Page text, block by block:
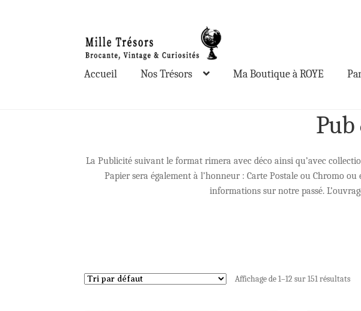
à
la
navigation
au
contenu
Accueil Nos Trésors Ma Boutique à ROYE
La Publicité suivant le format rimera avec déco ainsi qu’avec
Papier sera également à l’honneur : Carte Postale ou Chromo
informations sur notre passé.
Affichage de 1–12 sur 151 résultats